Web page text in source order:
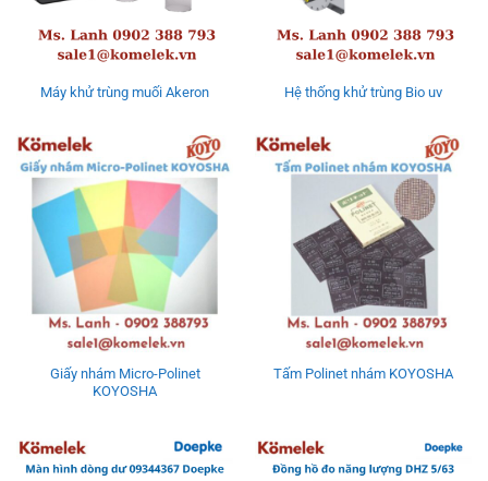
Máy khử trùng muối Akeron Hệ thống khử trùng Bio uv
Giấy nhám Micro-Polinet
KOYOSHA
Tấm Polinet nhám KOYOSHA